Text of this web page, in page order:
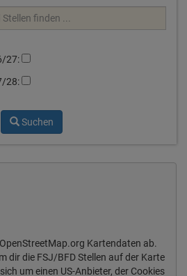
27:
28:
Suchen
Kartendaten ab.
dir die FSJ/BFD Stellen auf der Karte
um einen US-Anbieter, der Cookies